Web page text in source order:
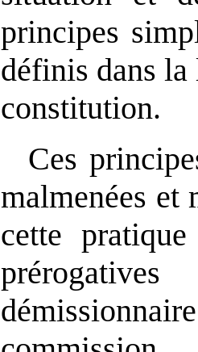
principes
définis dans la
constitution.
Ces
malmenées et
cette